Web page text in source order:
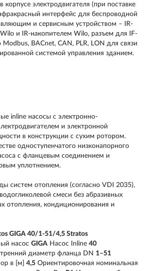
корпусе электродвигателя (при поставке
интерфейс для беспроводной
и сервисным устройством – IR-
и IR-накопителем Wilo, разъем для IF-
BACnet, CAN, PLR, LON для связи
системой управления зданием.
inline насосы с электронно-
и электронной
в конструкции с сухим ротором.
одноступенчатого низконапорного
с фланцевым соединением и
уплотнением.
систем отопления (согласно VDI 2035),
смеси без абразивных
отопления, кондиционирования и
GIGA 40/1-51/4,5 Stratos
насос GIGA Насос Inline 40
диаметр фланца DN 1–51
в [м] 4,5 Ориентировочная номинальная